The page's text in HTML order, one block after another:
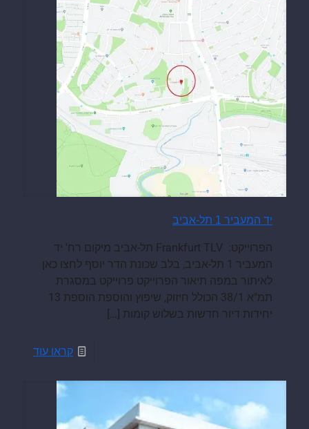
יד המעביר 1 תל-אביב
הפרוייקט: Frankfurt TLV תל-אביב מיקום רח' יד
המעביר 1 תל-אביב, בלב שכונת הדר יוסף לחצו כאן
לאיתור במפה תיאור הפרוייקט פרוייקט במסגרת
תמ"א 38/1 הכולל חיזוק, שיפוץ והוספת הוספת 13
יחידות דיור חדשות בשלוש קומות […]
קראו עוד